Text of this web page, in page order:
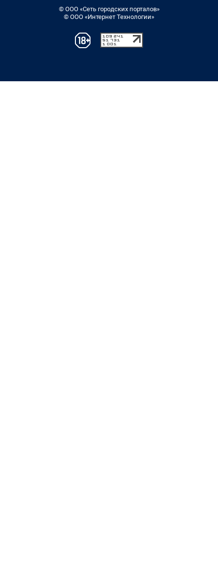
© ООО «Сеть городских порталов»
© ООО «Интернет Технологии»